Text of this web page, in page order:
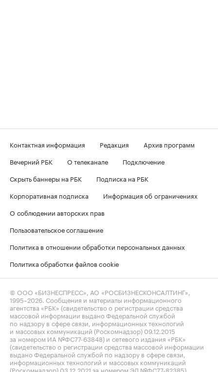
Контактная информация Редакция
Архив программ
Вечерний РБК
О телеканале
Подключение
Скрыть баннеры на РБК
Подписка на РБК
Корпоративная подписка
Информация об ограничениях
О соблюдении авторских прав
Пользовательское соглашение
Политика в отношении обработки персональных данных
Политика обработки файлов cookie
© ООО «БИЗНЕСПРЕСС», АО «РОСБИЗНЕСКОНСАЛТИНГ»,
1995–2026 . Сообщения и материалы информационного
агентства «РБК» (свидетельство о регистрации средства
массовой информации выдано Федеральной службой
по надзору в сфере связи, информационных технологий
и массовых коммуникаций (Роскомнадзор) 09.12.2015
за номером ИА №ФС77-63848) и сетевого издания «РБК»
(свидетельство о регистрации средства массовой информации
выдано Федеральной службой по надзору в сфере связи,
информационных технологий и массовых коммуникаций
(Роскомнадзор) 03.12.2021 за номером ЭЛ №ФС77-82385)